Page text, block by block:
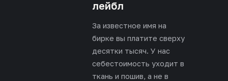
лейбл
За известное имя на
бирке вы платите сверху
десятки тысяч. У нас
себестоимость уходит в
ткань и пошив, а не в